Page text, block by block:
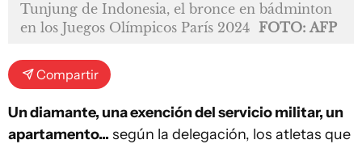
Tunjung de Indonesia, el bronce en bádminton
en los Juegos Olímpicos París 2024 FOTO: AFP
Compartir
Un diamante, una exención del servicio militar, un
apartamento... según la delegación, los atletas que